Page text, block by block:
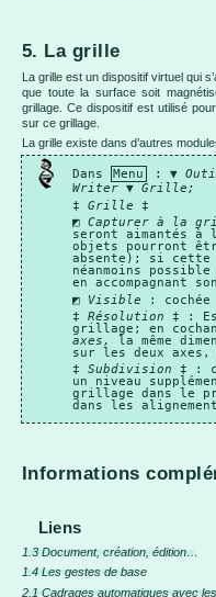
5. La grille
La grille est un dispositif virtuel qui
que toute la surface soit
grillage. Ce dispositif est utilisé
sur ce grillage.
La grille existe dans d’autres
Dans Menu : ▼
Writer▼Grille;
‡Grille ‡
◩Capturer à la
seront aimantés
objets pourront
absente); si cette
néanmoins
en accompagnant
◩ Visible :
‡Résolution ‡ :
grillage; en
axes,la même
sur les deux
‡Subdivision ‡ :
un niveau
grillage dans le
dans les
Informations
Liens
1.3 Document, création, édition…
1.4 Les gestes de base
2.1 Cadrages automatiques avec